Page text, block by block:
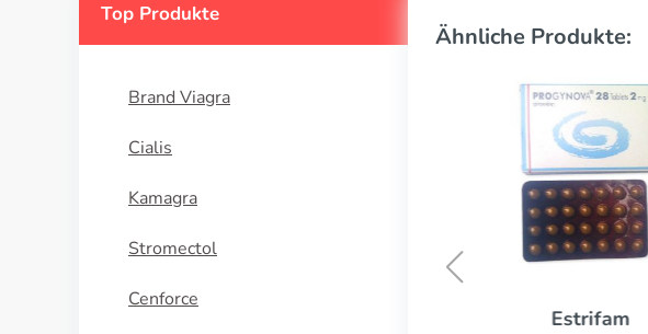
Top Produkte
Brand Viagra
Cialis
Kamagra
Stromectol
Cenforce
Ähnliche Produkte:
Estrifam